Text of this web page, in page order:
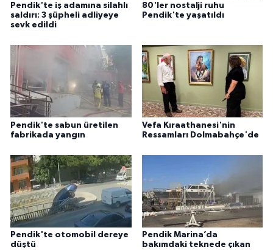
Pendik'te iş adamına silahlı
saldırı: 3 şüpheli adliyeye
sevk edildi
80'ler nostalji ruhu
Pendik'te yaşatıldı
Pendik'te sabun üretilen
fabrikada yangın
Vefa Kıraathanesi'nin
Ressamları Dolmabahçe'de
Pendik'te otomobil dereye
düştü
Pendik Marina’da
bakımdaki teknede çıkan